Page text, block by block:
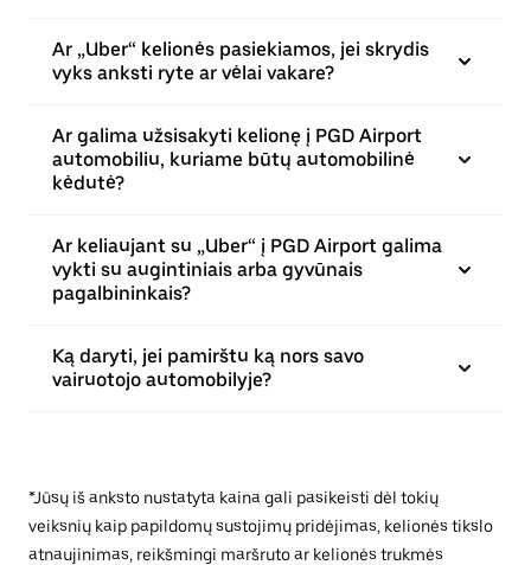
Ar „Uber“ kelionės pasiekiamos, jei skrydis
vyks anksti ryte ar vėlai vakare?
Ar galima užsisakyti kelionę į PGD Airport
automobiliu, kuriame būtų automobilinė
kėdutė?
Ar keliaujant su „Uber“ į PGD Airport galima
vykti su augintiniais arba gyvūnais
pagalbininkais?
Ką daryti, jei pamirštu ką nors savo
vairuotojo automobilyje?
*Jūsų iš anksto nustatyta kaina gali pasikeisti dėl tokių
veiksnių kaip papildomų sustojimų pridėjimas, kelionės tikslo
atnaujinimas, reikšmingi maršruto ar kelionės trukmės